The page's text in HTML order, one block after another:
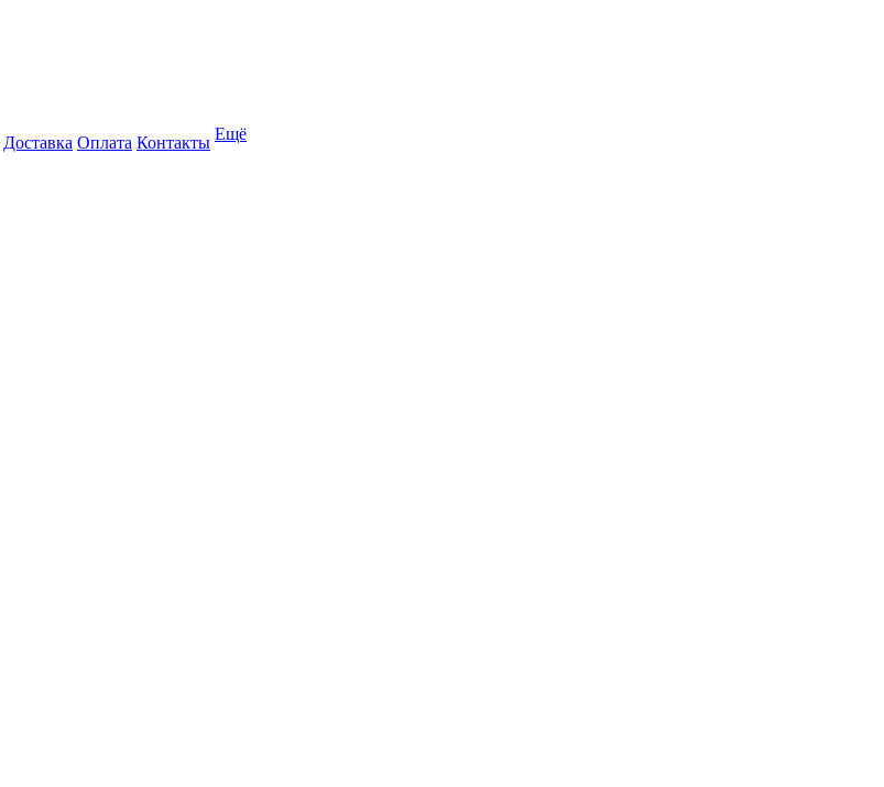
Доставка Оплата Контакты Ещё